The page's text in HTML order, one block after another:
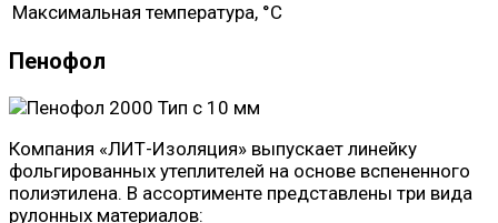
Максимальная температура, °C
Пенофол
Компания «ЛИТ-Изоляция» выпускает линейку
фольгированных утеплителей на основе вспененного
полиэтилена. В ассортименте представлены три вида
рулонных материалов: